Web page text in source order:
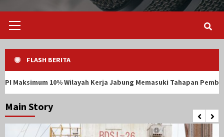
Menu
FLASH BERITA
10% Wilayah Kerja Jabung Memasuki Tahapan Pembukaan Data
Main Story